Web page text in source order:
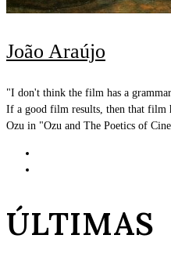
João Araújo
"I don't think the film has a
If a good film results, then that film
Ozu in "Ozu and The Poetics of
ÚLTIMAS